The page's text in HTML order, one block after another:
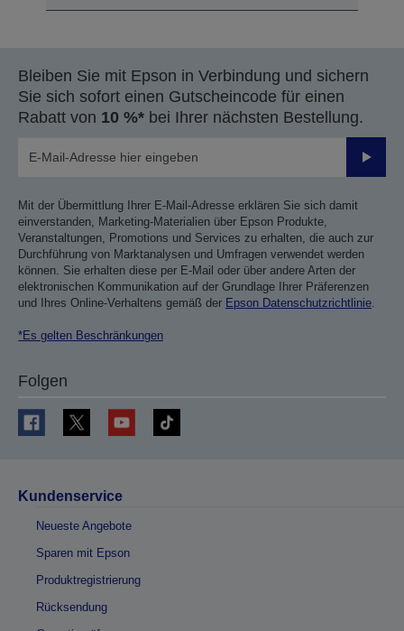
Bleiben Sie mit Epson in Verbindung und sichern
Sie sich sofort einen Gutscheincode für einen
Rabatt von 10 %* bei Ihrer nächsten Bestellung.
Mit der Übermittlung Ihrer E-Mail-Adresse erklären Sie sich damit
einverstanden, Marketing-Materialien über Epson Produkte,
Veranstaltungen, Promotions und Services zu erhalten, die auch zur
Durchführung von Marktanalysen und Umfragen verwendet werden
können. Sie erhalten diese per E-Mail oder über andere Arten der
elektronischen Kommunikation auf der Grundlage Ihrer Präferenzen
und Ihres Online-Verhaltens gemäß der Epson Datenschutzrichtlinie.
*Es gelten Beschränkungen
Folgen
Kundenservice
Neueste Angebote
Sparen mit Epson
Produktregistrierung
Rücksendung